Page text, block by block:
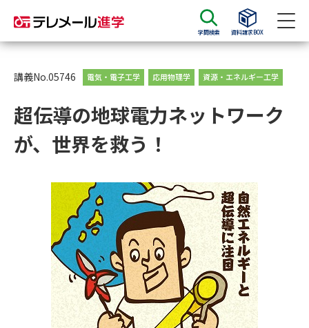
学問検索 資料請求BOX
資料請求 資料検索
大学・短大の資料種類から請求
総合型選抜・学校推薦型選抜 募
大学入学共通テスト利用選抜の
募集要項＆願書
過去問題集
大学・短大以外の資料から請求
専門学校の資料請求 大学院の資料請求
講義No.05746 電気・電子工学 応用物理学 資源・エネルギー工学
超伝導の地球電力ネットワーク
が、世界を救う！